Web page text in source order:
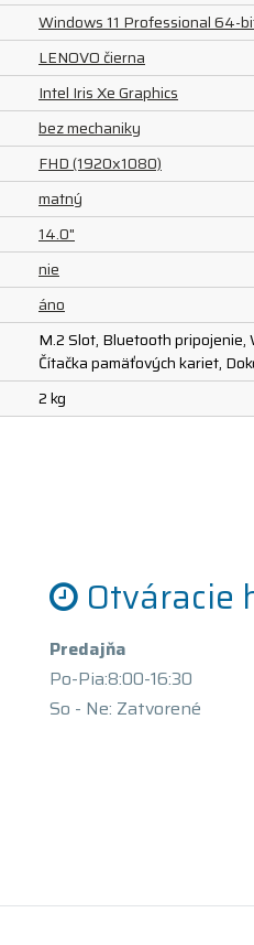
Windows 11 Professional 64-
LENOVO čierna
Intel Iris Xe Graphics
bez mechaniky
FHD (1920x1080)
matný
14.0"
nie
áno
M.2 Slot, Bluetooth pripojenie,
Čítačka pamäťových kariet,
2 kg
Otváracie
Predajňa
Po-Pia:8:00-16:30
So - Ne: Zatvorené